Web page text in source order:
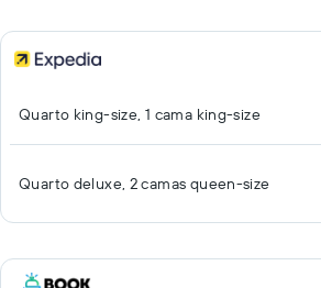
Quarto king-size, 1 cama king-size
Quarto deluxe, 2 camas queen-size